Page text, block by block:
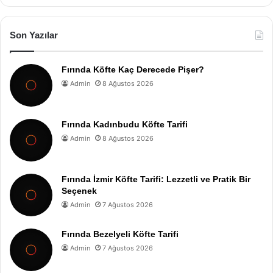
Son Yazılar
Fırında Köfte Kaç Derecede Pişer?
Admin 8 Ağustos 2026
Fırında Kadınbudu Köfte Tarifi
Admin 8 Ağustos 2026
Fırında İzmir Köfte Tarifi: Lezzetli ve Pratik Bir
Seçenek
Admin 7 Ağustos 2026
Fırında Bezelyeli Köfte Tarifi
Admin 7 Ağustos 2026